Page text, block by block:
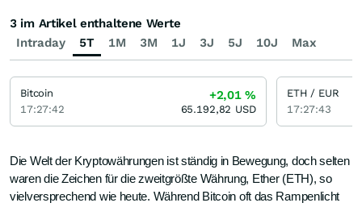
Die Welt der Kryptowährungen ist ständig in Bewegung, doch selten
waren die Zeichen für die zweitgrößte Währung, Ether (ETH), so
vielversprechend wie heute. Während Bitcoin oft das Rampenlicht
Intraday 5T 1M 3M 1J 3J 5J 10J Max
3 im Artikel enthaltene Werte
Bitcoin
17:27:42
+2,01%
65.192,82 USD
ETH / EUR
17:27:43